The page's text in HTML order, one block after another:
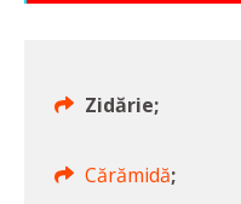
Zidărie;
Cărămidă;